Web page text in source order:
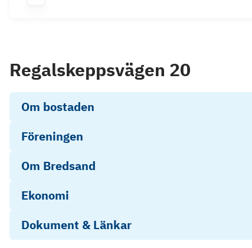
Regalskeppsvägen 20
Om bostaden
Föreningen
Om Bredsand
Ekonomi
Dokument & Länkar